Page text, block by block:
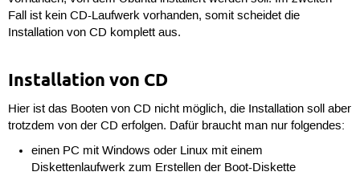
Fall ist kein CD-Laufwerk vorhanden, somit scheidet die
Installation von CD komplett aus.
Installation von CD
Hier ist das Booten von CD nicht möglich, die Installation soll aber
trotzdem von der CD erfolgen. Dafür braucht man nur folgendes:
einen PC mit Windows oder Linux mit einem
Diskettenlaufwerk zum Erstellen der Boot-Diskette